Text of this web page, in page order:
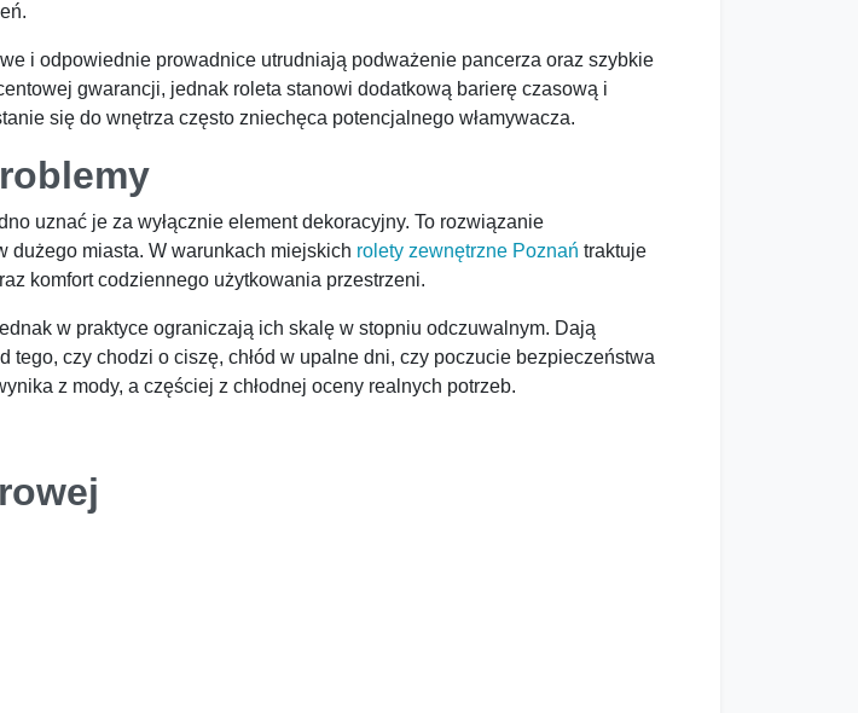
i odpowiednie prowadnice utrudniają podważenie pancerza oraz szybkie
gwarancji, jednak roleta stanowi dodatkową barierę czasową i
się do wnętrza często zniechęca potencjalnego włamywacza.
uznać je za wyłącznie element dekoracyjny. To rozwiązanie
dużego miasta. W warunkach miejskich rolety zewnętrzne Poznań traktuje
komfort codziennego użytkowania przestrzeni.
w praktyce ograniczają ich skalę w stopniu odczuwalnym. Dają
czy chodzi o ciszę, chłód w upalne dni, czy poczucie bezpieczeństwa
z mody, a częściej z chłodnej oceny realnych potrzeb.